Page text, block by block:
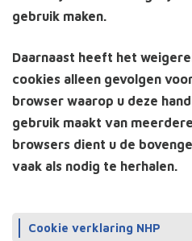
gebruik maken.
Daarnaast heeft het
cookies alleen gevolgen
browser waarop u deze
gebruik maakt van
browsers dient u de
vaak als nodig te herhalen.
Cookie verklaring NHP